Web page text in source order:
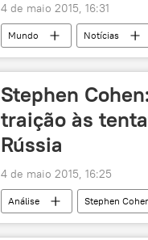
4 de maio 2015, 16:31
Mundo Notícias
Observatório Sírio para
Stephen
traição às
Rússia
4 de maio 2015, 16:25
Análise Stephen